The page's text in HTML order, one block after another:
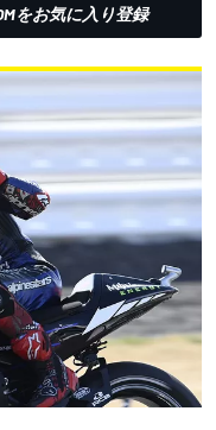
をお気に入り登録